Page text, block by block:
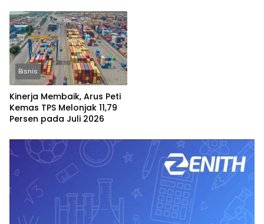
Bisnis
Kinerja Membaik, Arus Peti
Kemas TPS Melonjak 11,79
Persen pada Juli 2026